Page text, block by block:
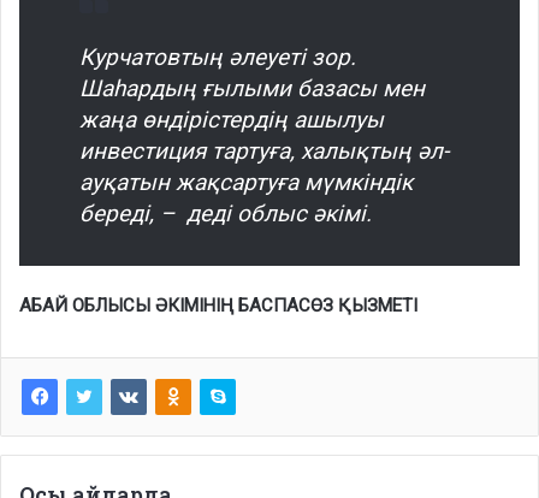
Курчатовтың әлеуеті зор.
Шаһардың ғылыми базасы мен
жаңа өндірістердің ашылуы
инвестиция тартуға, халықтың әл-
ауқатын жақсартуға мүмкіндік
береді, – деді облыс әкімі.
АБАЙ ОБЛЫСЫ ӘКІМІНІҢ БАСПАСӨЗ ҚЫЗМЕТІ